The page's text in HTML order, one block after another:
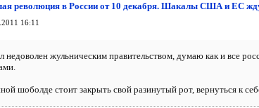
революция в России от 10 декабря. Шакалы США и ЕС
16:11
недоволен жульническим правительством, думаю как и все
шоболде стоит закрыть свой разинутый рот, вернуться к